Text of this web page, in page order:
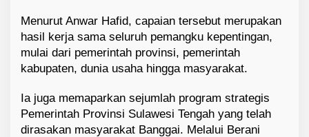
Menurut Anwar Hafid, capaian tersebut merupakan
hasil kerja sama seluruh pemangku kepentingan,
mulai dari pemerintah provinsi, pemerintah
kabupaten, dunia usaha hingga masyarakat.
Ia juga memaparkan sejumlah program strategis
Pemerintah Provinsi Sulawesi Tengah yang telah
dirasakan masyarakat Banggai. Melalui Berani